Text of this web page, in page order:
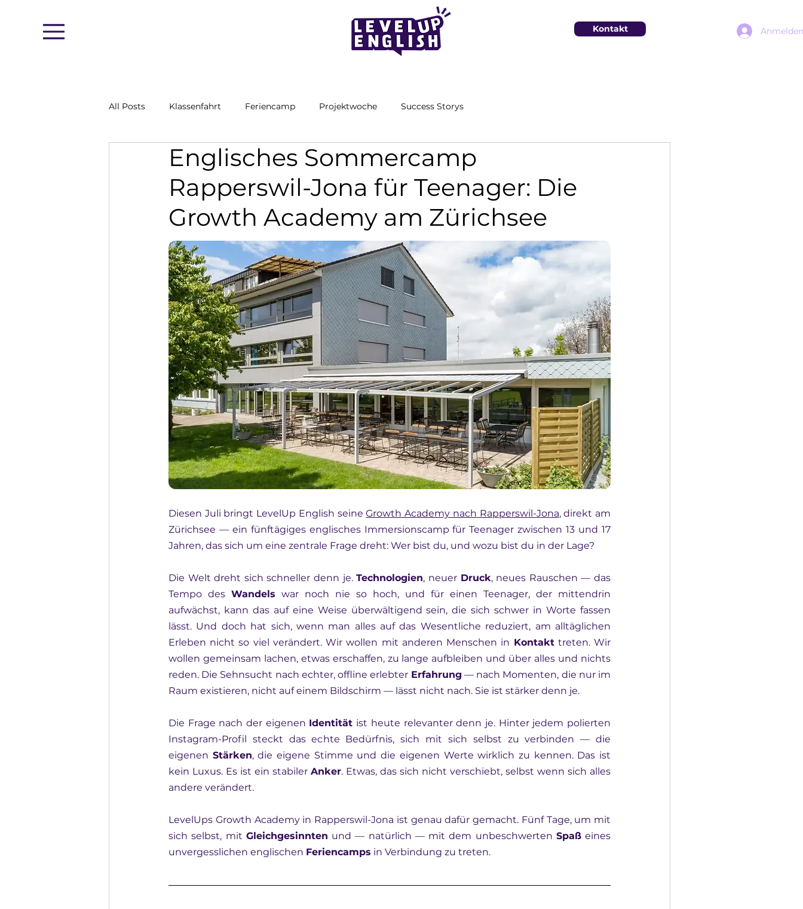
Kontakt Anmelden
All Posts Klassenfahrt Feriencamp Projektwoche Success Storys
Englisches Sommercamp
Rapperswil-Jona für Teenager: Die
Growth Academy am Zürichsee
Diesen Juli bringt LevelUp English seine Growth Academy nach Rapperswil-Jona, direkt am
Zürichsee — ein fünftägiges englisches Immersionscamp für Teenager zwischen 13 und 17
Jahren, das sich um eine zentrale Frage dreht: Wer bist du, und wozu bist du in der Lage?
Die Welt dreht sich schneller denn je. Technologien, neuer Druck, neues Rauschen — das
Tempo des Wandels war noch nie so hoch, und für einen Teenager, der mittendrin
aufwächst, kann das auf eine Weise überwältigend sein, die sich schwer in Worte fassen
lässt. Und doch hat sich, wenn man alles auf das Wesentliche reduziert, am alltäglichen
Erleben nicht so viel verändert. Wir wollen mit anderen Menschen in Kontakt treten. Wir
wollen gemeinsam lachen, etwas erschaffen, zu lange aufbleiben und über alles und nichts
reden. Die Sehnsucht nach echter, offline erlebter Erfahrung — nach Momenten, die nur im
Raum existieren, nicht auf einem Bildschirm — lässt nicht nach. Sie ist stärker denn je.
Die Frage nach der eigenen Identität ist heute relevanter denn je. Hinter jedem polierten
Instagram-Profil steckt das echte Bedürfnis, sich mit sich selbst zu verbinden — die
eigenen Stärken, die eigene Stimme und die eigenen Werte wirklich zu kennen. Das ist
kein Luxus. Es ist ein stabiler Anker. Etwas, das sich nicht verschiebt, selbst wenn sich alles
andere verändert.
LevelUps Growth Academy in Rapperswil-Jona ist genau dafür gemacht. Fünf Tage, um mit
sich selbst, mit Gleichgesinnten und — natürlich — mit dem unbeschwerten Spaß eines
unvergesslichen englischen Feriencamps in Verbindung zu treten.